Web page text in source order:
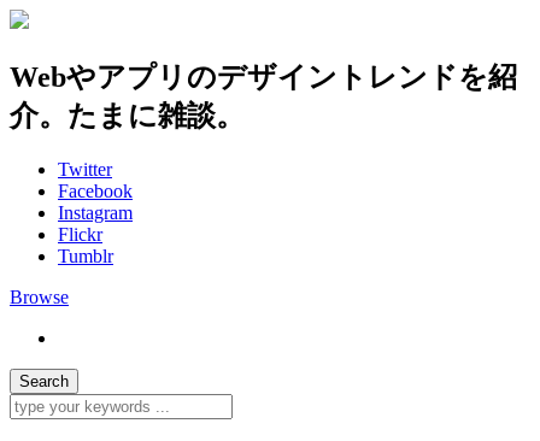
Webやアプリのデザイントレンドを紹
介。たまに雑談。
Twitter
Facebook
Instagram
Flickr
Tumblr
Browse